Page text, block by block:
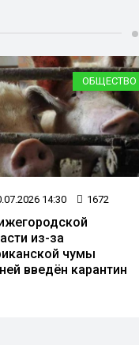
ОБЩЕСТВО
14:30 1672
из-за
чумы
введён карантин